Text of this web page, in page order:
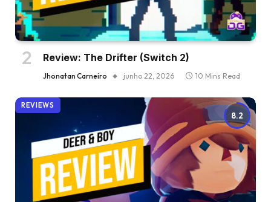
Review: The Drifter (Switch 2)
Jhonatan Carneiro junho 22, 2026 10 Mins Read
8.2
REVIEWS